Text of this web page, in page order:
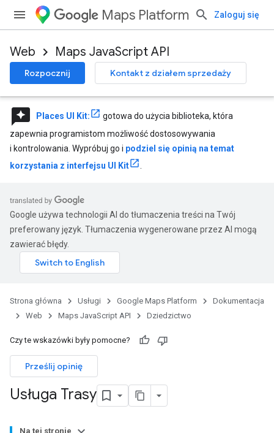
Maps Platform Zaloguj się
Web Maps JavaScript API
Rozpocznij Kontakt z działem sprzedaży
reviews Places UI Kit:
gotowa do użycia biblioteka, która
zapewnia programistom możliwość dostosowywania
i kontrolowania. Wypróbuj go i podziel się opinią na temat
korzystania z interfejsu UI Kit
.
Google używa technologii AI do tłumaczenia treści na Twój
preferowany język. Tłumaczenia wygenerowane przez AI mogą
zawierać błędy.
Strona główna Usługi Google Maps Platform
Dokumentacja
Web
Maps JavaScript API Dziedzictwo
Czy te wskazówki były pomocne?
Prześlij opinię
Usługa Trasy
Na tej stronie